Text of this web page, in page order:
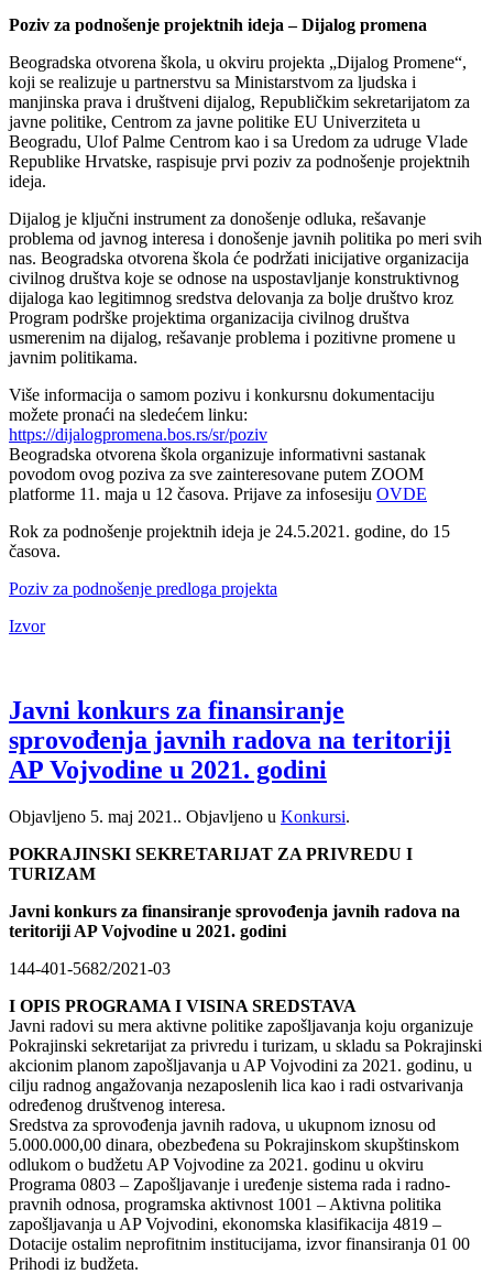
Poziv za podnošenje projektnih ideja – Dijalog promena
Beogradska otvorena škola, u okviru projekta „Dijalog Promene“,
koji se realizuje u partnerstvu sa Ministarstvom za ljudska i
manjinska prava i društveni dijalog, Republičkim sekretarijatom za
javne politike, Centrom za javne politike EU Univerziteta u
Beogradu, Ulof Palme Centrom kao i sa Uredom za udruge Vlade
Republike Hrvatske, raspisuje prvi poziv za podnošenje projektnih
ideja.
Dijalog je ključni instrument za donošenje odluka, rešavanje
problema od javnog interesa i donošenje javnih politika po meri svih
nas. Beogradska otvorena škola će podržati inicijative organizacija
civilnog društva koje se odnose na uspostavljanje konstruktivnog
dijaloga kao legitimnog sredstva delovanja za bolje društvo kroz
Program podrške projektima organizacija civilnog društva
usmerenim na dijalog, rešavanje problema i pozitivne promene u
javnim politikama.
Više informacija o samom pozivu i konkursnu dokumentaciju
možete pronaći na sledećem linku:
https://dijalogpromena.bos.rs/sr/poziv
Beogradska otvorena škola organizuje informativni sastanak
povodom ovog poziva za sve zainteresovane putem ZOOM
platforme 11. maja u 12 časova. Prijave za infosesiju OVDE
Rok za podnošenje projektnih ideja je 24.5.2021. godine, do 15
časova.
Poziv za podnošenje predloga projekta
Izvor
Javni konkurs za finansiranje
sprovođenja javnih radova na teritoriji
AP Vojvodine u 2021. godini
Objavljeno 5. maj 2021.. Objavljeno u Konkursi.
POKRAJINSKI SEKRETARIJAT ZA PRIVREDU I
TURIZAM
Javni konkurs za finansiranje sprovođenja javnih radova na
teritoriji AP Vojvodine u 2021. godini
144-401-5682/2021-03
I OPIS PROGRAMA I VISINA SREDSTAVA
Javni radovi su mera aktivne politike zapošljavanja koju organizuje
Pokrajinski sekretarijat za privredu i turizam, u skladu sa Pokrajinski
akcionim planom zapošljavanja u AP Vojvodini za 2021. godinu, u
cilju radnog angažovanja nezaposlenih lica kao i radi ostvarivanja
određenog društvenog interesa.
Sredstva za sprovođenja javnih radova, u ukupnom iznosu od
5.000.000,00 dinara, obezbeđena su Pokrajinskom skupštinskom
odlukom o budžetu AP Vojvodine za 2021. godinu u okviru
Programa 0803 – Zapošljavanje i uređenje sistema rada i radno-
pravnih odnosa, programska aktivnost 1001 – Aktivna politika
zapošljavanja u AP Vojvodini, ekonomska klasifikacija 4819 –
Dotacije ostalim neprofitnim institucijama, izvor finansiranja 01 00
Prihodi iz budžeta.